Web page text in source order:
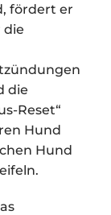
fördert er
die
die
Reset“
Hund
Hund